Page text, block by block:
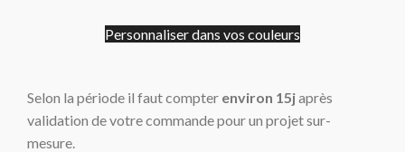
Personnaliser dans vos couleurs
Selon la période il faut compter environ 15japrès
validation de votre commande pour un projet sur-
mesure.